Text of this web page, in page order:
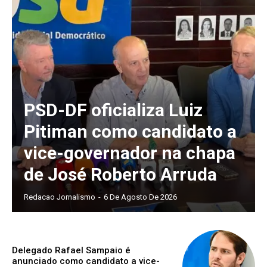
PSD-DF oficializa Luiz
Pitiman como candidato a
vice-governador na chapa
de José Roberto Arruda
Redacao Jornalismo - 6 De Agosto De 2026
Delegado Rafael Sampaio é
anunciado como candidato a vice-